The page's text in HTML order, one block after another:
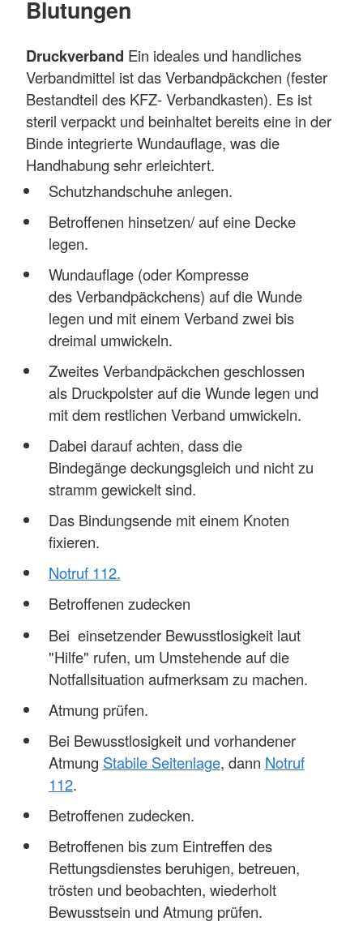
Blutungen
Druckverband Ein ideales und handliches
Verbandmittel ist das Verbandpäckchen (fester
Bestandteil des KFZ- Verbandkasten). Es ist
steril verpackt und beinhaltet bereits eine in der
Binde integrierte Wundauflage, was die
Handhabung sehr erleichtert.
Schutzhandschuhe anlegen.
Betroffenen hinsetzen/ auf eine Decke
legen.
Wundauflage (oder Kompresse
des Verbandpäckchens) auf die Wunde
legen und mit einem Verband zwei bis
dreimal umwickeln.
Zweites Verbandpäckchen geschlossen
als Druckpolster auf die Wunde legen und
mit dem restlichen Verband umwickeln.
Dabei darauf achten, dass die
Bindegänge deckungsgleich und nicht zu
stramm gewickelt sind.
Das Bindungsende mit einem Knoten
fixieren.
Notruf 112.
Betroffenen zudecken
Bei einsetzender Bewusstlosigkeit laut
"Hilfe" rufen, um Umstehende auf die
Notfallsituation aufmerksam zu machen.
Atmung prüfen.
Bei Bewusstlosigkeit und vorhandener
Atmung Stabile Seitenlage, dann Notruf
112.
Betroffenen zudecken.
Betroffenen bis zum Eintreffen des
Rettungsdienstes beruhigen, betreuen,
trösten und beobachten, wiederholt
Bewusstsein und Atmung prüfen.